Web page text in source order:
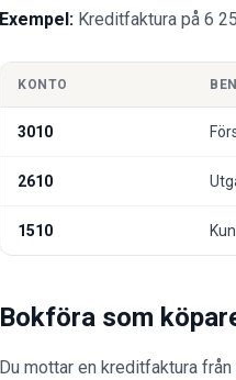
Exempel: Kreditfaktura på 6
KONTO
3010
2610
1510
Bokföra som
Du mottar en kreditfaktura